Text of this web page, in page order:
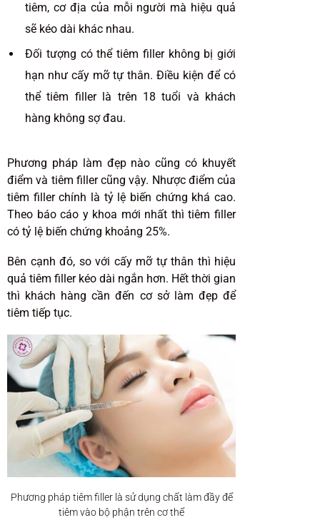
tiêm, cơ địa của mỗi người mà hiệu quả
sẽ kéo dài khác nhau.
Đối tượng có thể tiêm filler không bị giới
hạn như cấy mỡ tự thân. Điều kiện để có
thể tiêm filler là trên 18 tuổi và khách
hàng không sợ đau.
Phương pháp làm đẹp nào cũng có khuyết
điểm và tiêm filler cũng vậy. Nhược điểm của
tiêm filler chính là tỷ lệ biến chứng khá cao.
Theo báo cáo y khoa mới nhất thì tiêm filler
có tỷ lệ biến chứng khoảng 25%.
Bên cạnh đó, so với cấy mỡ tự thân thì hiệu
quả tiêm filler kéo dài ngắn hơn. Hết thời gian
thì khách hàng cần đến cơ sở làm đẹp để
tiêm tiếp tục.
Phương pháp tiêm filler là sử dụng chất làm đầy để
tiêm vào bộ phận trên cơ thể